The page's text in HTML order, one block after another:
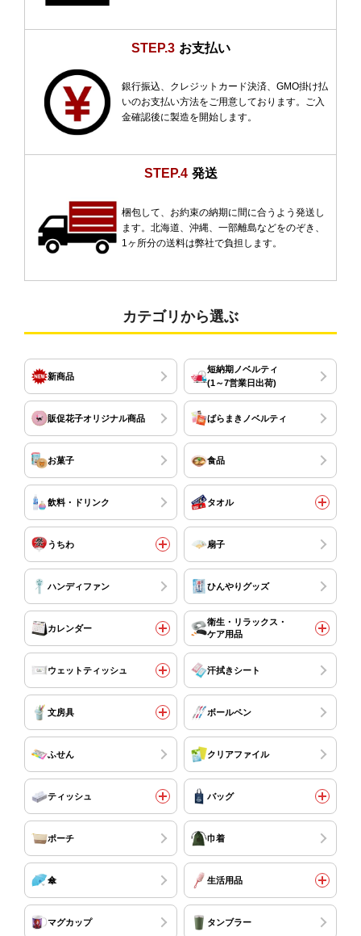
STEP.3 お支払い
銀行振込、クレジットカード決済、GMO掛け払
いのお支払い方法をご用意しております。ご入
金確認後に製造を開始します。
STEP.4 発送
梱包して、お約束の納期に間に合うよう発送し
ます。北海道、沖縄、一部離島などをのぞき、
1ヶ所分の送料は弊社で負担します。
カテゴリから選ぶ
新商品
短納期ノベルティ
(1～7営業日出荷)
販促花子オリジナル商品 ばらまきノベルティ
お菓子 食品
飲料・ドリンク タオル
うちわ 扇子
ハンディファン ひんやりグッズ
カレンダー
衛生・リラックス・
ケア用品
ウェットティッシュ 汗拭きシート
文房具 ボールペン
ふせん クリアファイル
ティッシュ バッグ
ポーチ 巾着
傘 生活用品
マグカップ タンブラー